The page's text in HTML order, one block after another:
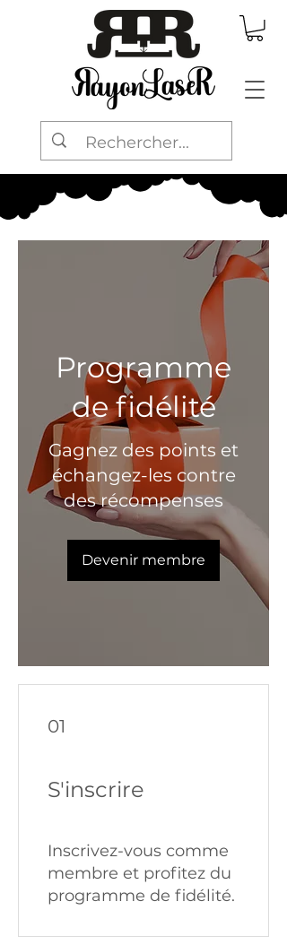
Programme
de fidélité
Gagnez des points et
échangez-les contre
des récompenses
Devenir membre
01
S'inscrire
Inscrivez-vous comme
membre et profitez du
programme de fidélité.